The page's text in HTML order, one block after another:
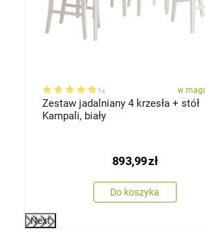
1x w
Zestaw jadalniany 4 krzesła + stół
Kampali, biały
893,99zł
Do koszyka
Next